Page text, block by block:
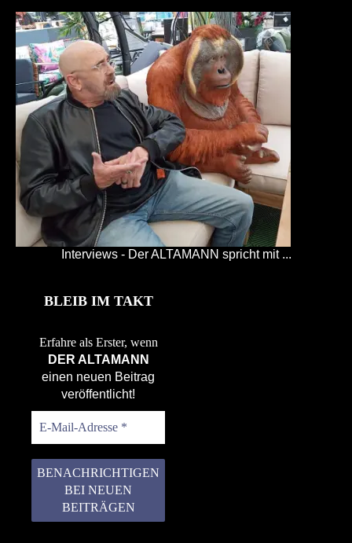
Interviews - Der ALTAMANN spricht mit ...
BLEIB IM TAKT
Erfahre als Erster, wenn
DER ALTAMANN
einen neuen Beitrag
veröffentlicht!